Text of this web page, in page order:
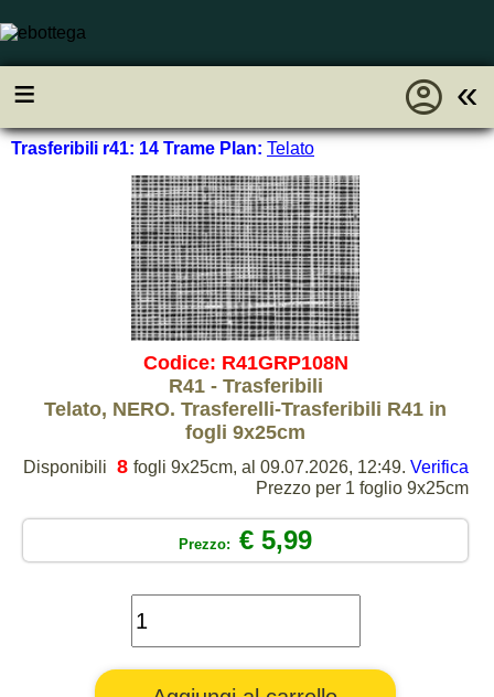
≡ «
account_circle
Trasferibili r41: 14 Trame Plan: Telato
Codice: R41GRP108N
R41 - Trasferibili
Telato, NERO. Trasferelli-Trasferibili R41 in
fogli 9x25cm
Disponibili 8 fogli 9x25cm, al 09.07.2026, 12:49. Verifica
Prezzo per 1 foglio 9x25cm
Prezzo: € 5,99